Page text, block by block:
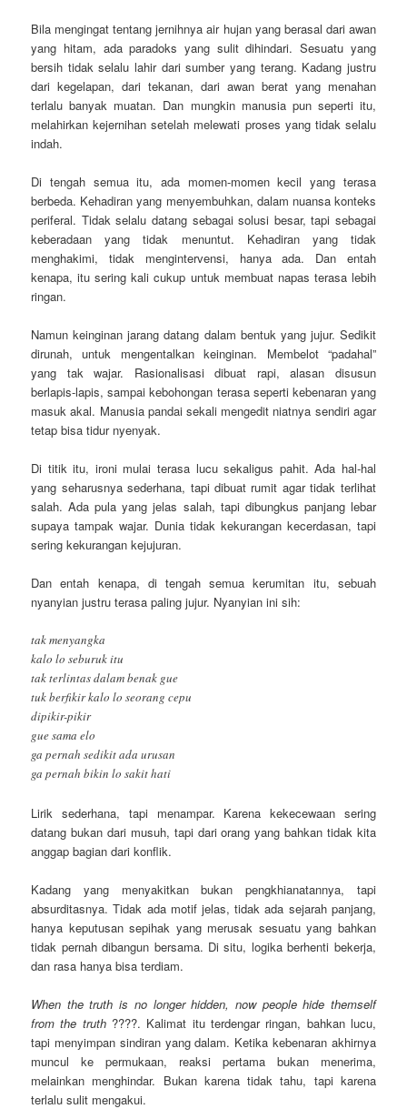
Bila mengingat tentang jernihnya air hujan yang berasal dari awan
yang hitam, ada paradoks yang sulit dihindari. Sesuatu yang
bersih tidak selalu lahir dari sumber yang terang. Kadang justru
dari kegelapan, dari tekanan, dari awan berat yang menahan
terlalu banyak muatan. Dan mungkin manusia pun seperti itu,
melahirkan kejernihan setelah melewati proses yang tidak selalu
indah.
Di tengah semua itu, ada momen-momen kecil yang terasa
berbeda. Kehadiran yang menyembuhkan, dalam nuansa konteks
periferal. Tidak selalu datang sebagai solusi besar, tapi sebagai
keberadaan yang tidak menuntut. Kehadiran yang tidak
menghakimi, tidak mengintervensi, hanya ada. Dan entah
kenapa, itu sering kali cukup untuk membuat napas terasa lebih
ringan.
Namun keinginan jarang datang dalam bentuk yang jujur. Sedikit
dirunah, untuk mengentalkan keinginan. Membelot “padahal”
yang tak wajar. Rasionalisasi dibuat rapi, alasan disusun
berlapis-lapis, sampai kebohongan terasa seperti kebenaran yang
masuk akal. Manusia pandai sekali mengedit niatnya sendiri agar
tetap bisa tidur nyenyak.
Di titik itu, ironi mulai terasa lucu sekaligus pahit. Ada hal-hal
yang seharusnya sederhana, tapi dibuat rumit agar tidak terlihat
salah. Ada pula yang jelas salah, tapi dibungkus panjang lebar
supaya tampak wajar. Dunia tidak kekurangan kecerdasan, tapi
sering kekurangan kejujuran.
Dan entah kenapa, di tengah semua kerumitan itu, sebuah
nyanyian justru terasa paling jujur. Nyanyian ini sih:
tak menyangka
kalo lo seburuk itu
tak terlintas dalam benak gue
tuk berfikir kalo lo seorang cepu
dipikir-pikir
gue sama elo
ga pernah sedikit ada urusan
ga pernah bikin lo sakit hati
Lirik sederhana, tapi menampar. Karena kekecewaan sering
datang bukan dari musuh, tapi dari orang yang bahkan tidak kita
anggap bagian dari konflik.
Kadang yang menyakitkan bukan pengkhianatannya, tapi
absurditasnya. Tidak ada motif jelas, tidak ada sejarah panjang,
hanya keputusan sepihak yang merusak sesuatu yang bahkan
tidak pernah dibangun bersama. Di situ, logika berhenti bekerja,
dan rasa hanya bisa terdiam.
When the truth is no longer hidden, now people hide themself
from the truth????. Kalimat itu terdengar ringan, bahkan lucu,
tapi menyimpan sindiran yang dalam. Ketika kebenaran akhirnya
muncul ke permukaan, reaksi pertama bukan menerima,
melainkan menghindar. Bukan karena tidak tahu, tapi karena
terlalu sulit mengakui.